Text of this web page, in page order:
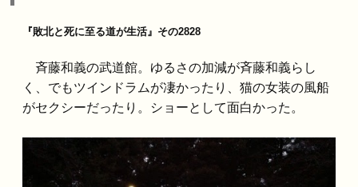
『敗北と死に至る道が生活』その2828
斉藤和義の武道館。ゆるさの加減が斉藤和義らし
く、でもツインドラムが凄かったり、猫の女装の風船
がセクシーだったり。ショーとして面白かった。